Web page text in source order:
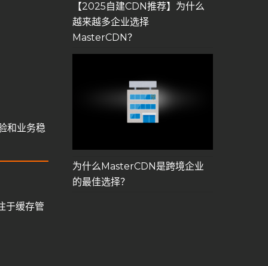
和业务稳
于缓存管
【2025自建CDN推荐】为什么
越来越多企业选择
MasterCDN？
为什么MasterCDN是跨境企业
的最佳选择？